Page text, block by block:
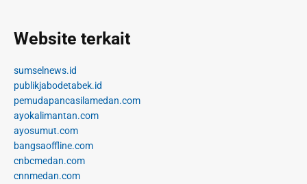
Website terkait
sumselnews.id
publikjabodetabek.id
pemudapancasilamedan.com
ayokalimantan.com
ayosumut.com
bangsaoffline.com
cnbcmedan.com
cnnmedan.com